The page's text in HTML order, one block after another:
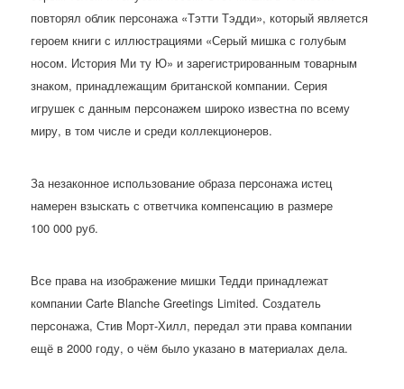
повторял облик персонажа «Тэтти Тэдди», который является
героем книги с иллюстрациями «Серый мишка с голубым
носом. История Ми ту Ю» и зарегистрированным товарным
знаком, принадлежащим британской компании. Серия
игрушек с данным персонажем широко известна по всему
миру, в том числе и среди коллекционеров.
За незаконное использование образа персонажа истец
намерен взыскать с ответчика компенсацию в размере
100 000 руб.
Все права на изображение мишки Тедди принадлежат
компании Carte Blanche Greetings Limited. Создатель
персонажа, Стив Морт-Хилл, передал эти права компании
ещё в 2000 году, о чём было указано в материалах дела.